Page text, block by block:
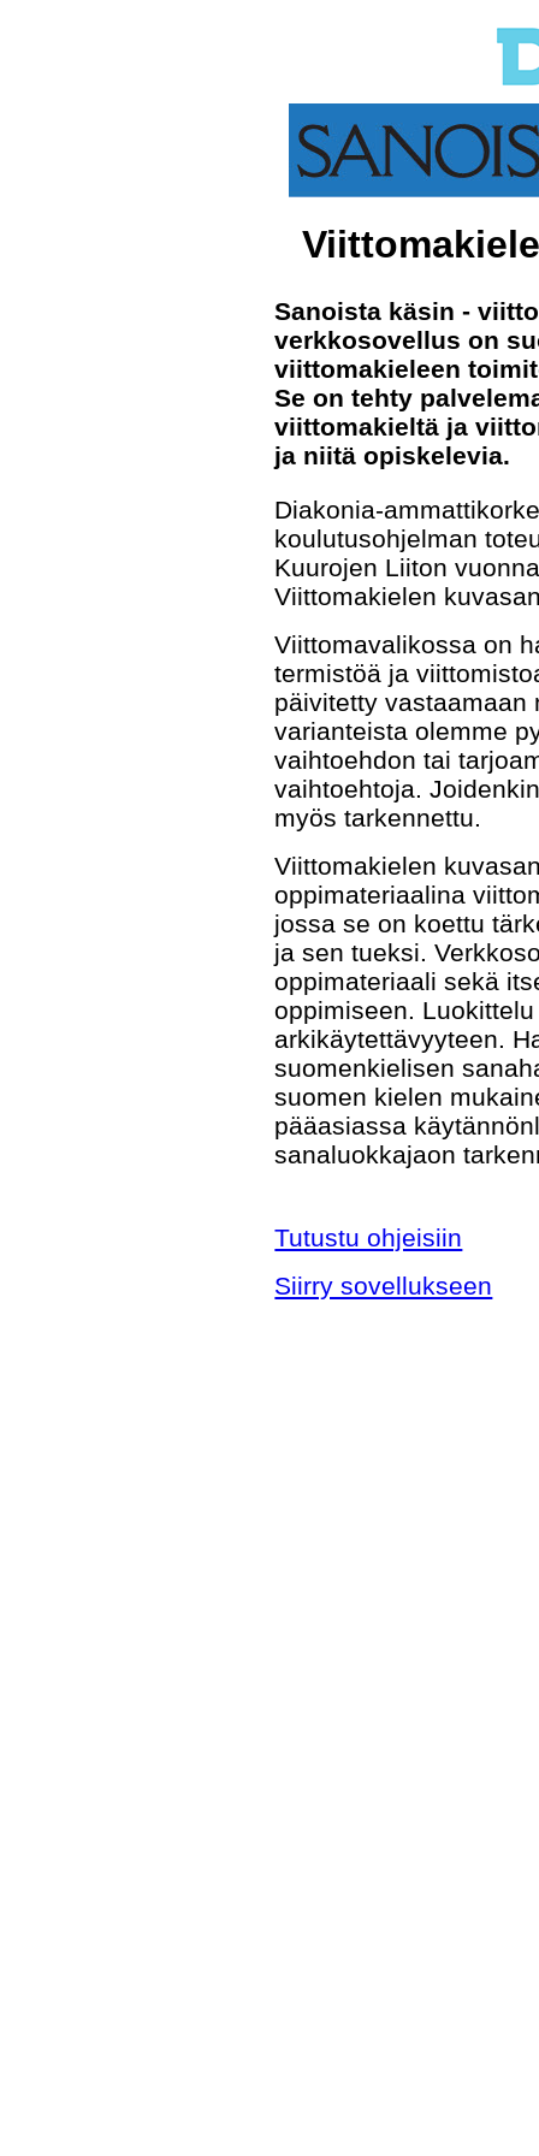
Sanoista käsin -
verkkosovellus on
viittomakieleen
Se on tehty
viittomakieltä ja
ja niitä opiskelevia.
Diakonia-
koulutusohjelman
Kuurojen Liiton
Viittomakielen
Viittomavalikossa on
termistöä ja
päivitetty vastaamaan
varianteista olemme
vaihtoehdon tai
vaihtoehtoja.
myös tarkennettu.
Viittomakielen
oppimateriaalina
jossa se on koettu
ja sen tueksi.
oppimateriaali sekä
oppimiseen.
arkikäytettävyyteen.
suomenkielisen
suomen kielen
pääasiassa
sanaluokkajaon
Tutustu ohjeisiin
Siirry sovellukseen